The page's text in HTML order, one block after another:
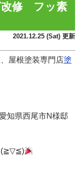
修 フッ素
2021.12.25 (Sat) 更新
屋根塗装専門店塗
知県西尾市N様邸
(≧▽≦)